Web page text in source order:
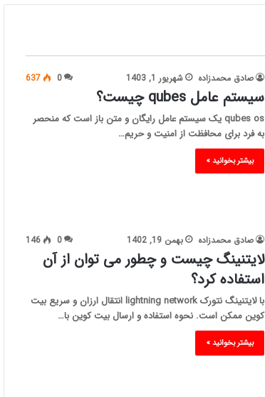
صادق محمدزاده شهریور 1, 1403 0
637
سیستم عامل qubes چیست؟
qubes os یک سیستم عامل رایگان و متن باز است که منحصر
به فرد برای محافظت از امنیت و حریم…
بیشتر بخوانید »
صادق محمدزاده بهمن 19, 1402 0
146
لایتنینگ چیست و چطور می توان از آن
استفاده کرد؟
با لایتنینگ نتورک lightning network انتقال ارزان و سریع بیت
کوین ممکن است. نحوه استفاده و ارسال بیت کوین با…
بیشتر بخوانید »